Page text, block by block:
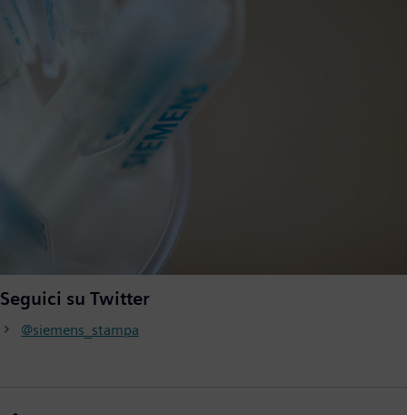
Seguici su Twitter
@siemens_stampa